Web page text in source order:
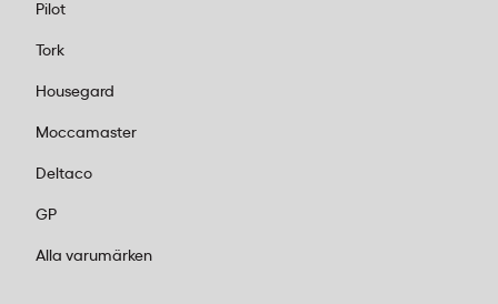
Pilot
Tork
Housegard
Moccamaster
Deltaco
GP
Alla varumärken